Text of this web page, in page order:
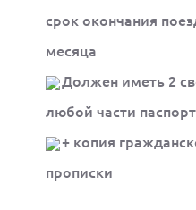
срок окончания
месяца
Должен иметь 2
любой части
+ копия
прописки